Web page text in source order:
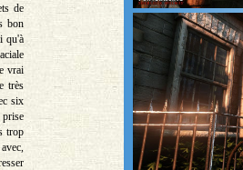
de
bon
qu'à
vrai
très
six
prise
trop